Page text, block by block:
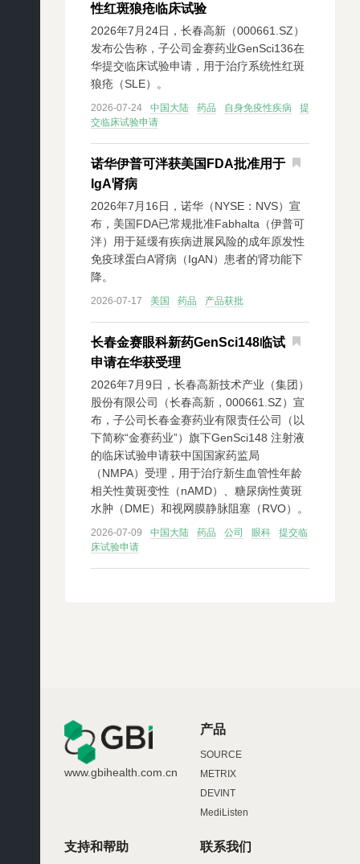
性红斑狼疮临床试验
2026年7月24日，长春高新（000661.SZ）
发布公告称，子公司金赛药业GenSci136在
华提交临床试验申请，用于治疗系统性红斑
狼疮（SLE）。
2026-07-24 中国大陆 药品 自身免疫性疾病
提
交临床试验申请
诺华伊普可泮获美国FDA批准用于
IgA肾病
2026年7月16日，诺华（NYSE：NVS）宣
布，美国FDA已常规批准Fabhalta（伊普可
泮）用于延缓有疾病进展风险的成年原发性
免疫球蛋白A肾病（IgAN）患者的肾功能下
降。
2026-07-17 美国 药品 产品获批
长春金赛眼科新药GenSci148临试
申请在华获受理
2026年7月9日，长春高新技术产业（集团）
股份有限公司（长春高新，000661.SZ）宣
布，子公司长春金赛药业有限责任公司（以
下简称“金赛药业”）旗下GenSci148 注射液
的临床试验申请获中国国家药监局
（NMPA）受理，用于治疗新生血管性年龄
相关性黄斑变性（nAMD）、糖尿病性黄斑
水肿（DME）和视网膜静脉阻塞（RVO）。
2026-07-09 中国大陆 药品 公司 眼科
提交临
床试验申请
www.gbihealth.com.cn
产品
SOURCE
METRIX
DEVINT
MediListen
支持和帮助 联系我们